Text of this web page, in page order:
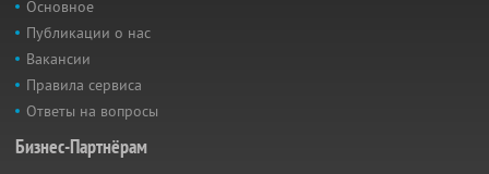
Основное
Публикации о нас
Вакансии
Правила сервиса
Ответы на вопросы
Бизнес-Партнёрам